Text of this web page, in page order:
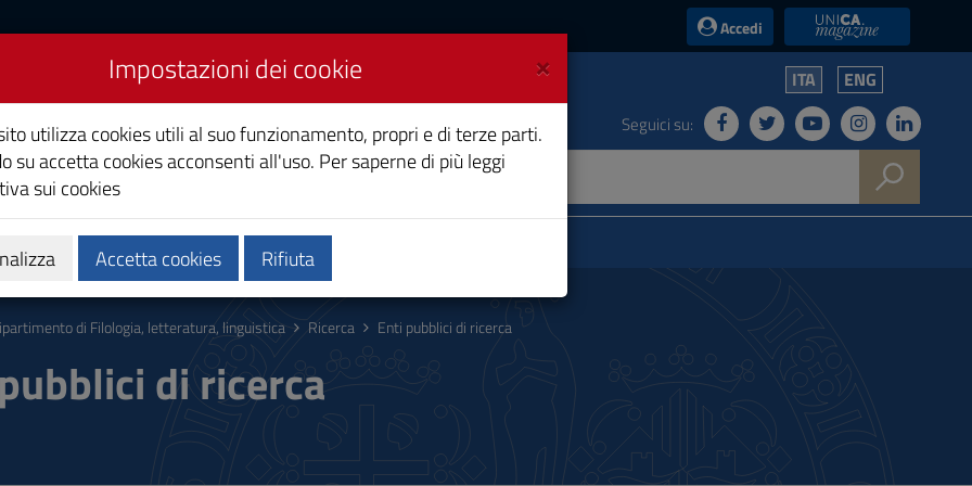
Accedi UniCA News
letteratura,
ITA ENG
Seguici su:
Persone
di Filologia, letteratura, linguistica Ricerca Enti pubblici di ricerca
di ricerca
×
Impostazioni dei cookie
utilizza cookies utili al suo funzionamento, propri e di terze parti.
su accetta cookies acconsenti all'uso. Per saperne di più leggi
sui cookies
Accetta cookies Rifiuta